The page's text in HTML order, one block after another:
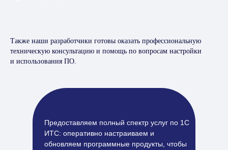
Также наши разработчики готовы оказать профессиональную
техническую консультацию и помощь по вопросам настройки
и использования ПО.
Предоставляем полный спектр услуг по 1С
ИТС: оперативно настраиваем и
обновляем программные продукты, чтобы